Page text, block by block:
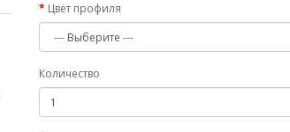
Цвет профиля
Количество